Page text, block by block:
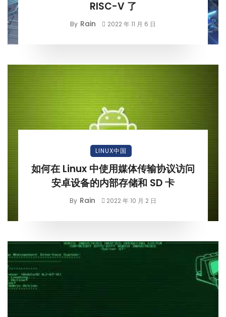
RISC-V 了
By Rain 2022 年 11 月 6 日
LINUX中国
如何在 Linux 中使用媒体传输协议访问
安卓设备的内部存储和 SD 卡
By Rain 2022 年 10 月 2 日